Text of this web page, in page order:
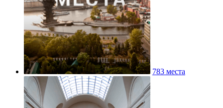
783 места